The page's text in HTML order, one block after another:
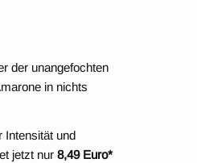
der unangefochten
in nichts
Intensität und
jetzt nur8,49 Euro*